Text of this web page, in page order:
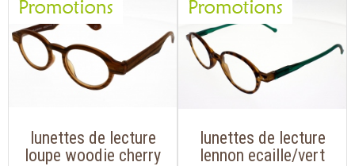
lunettes de lecture
loupe woodie cherry
lunettes de lecture
lennon ecaille/vert